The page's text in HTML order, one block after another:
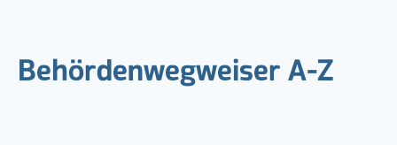
Behördenwegweiser A-Z